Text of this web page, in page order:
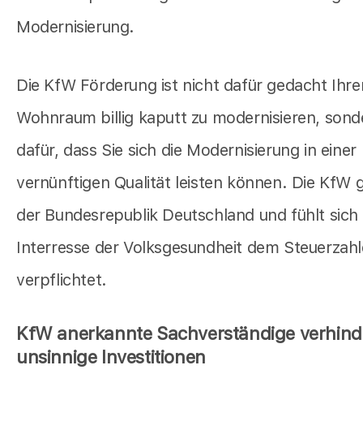
Modernisierung.
Die KfW Förderung ist nicht dafür gedacht
Wohnraum billig kaputt zu modernisieren,
dafür, dass Sie sich die Modernisierung in einer
vernünftigen Qualität leisten können. Die KfW
der Bundesrepublik Deutschland und fühlt sich
Interresse der Volksgesundheit dem
verpflichtet.
KfW anerkannte Sachverständige
unsinnige Investitionen